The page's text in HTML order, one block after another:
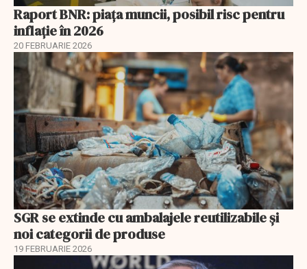
Raport BNR: piața muncii, posibil risc pentru
inflație în 2026
20 FEBRUARIE 2026
SGR se extinde cu ambalajele reutilizabile și
noi categorii de produse
19 FEBRUARIE 2026